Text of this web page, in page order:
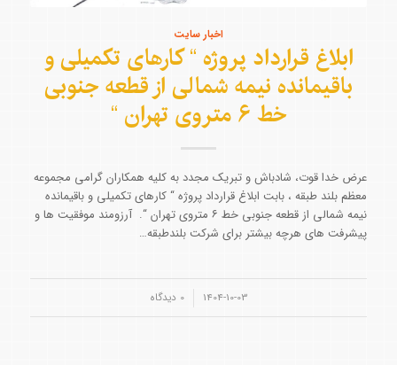
اخبار سایت
ابلاغ قرارداد پروژه “ کارهای تکمیلی و
باقیمانده نیمه شمالی از قطعه جنوبی
خط ۶ متروی تهران “
عرض خدا قوت، شادباش و تبریک مجدد به کلیه همکاران گرامی مجموعه
معظم بلند طبقه ، بابت ابلاغ قرارداد پروژه “ کارهای تکمیلی و باقیمانده
نیمه شمالی از قطعه جنوبی خط ۶ متروی تهران “. آرزومند موفقیت ها و
پیشرفت های هرچه بیشتر برای شرکت بلندطبقه…
1404-10-03 0 دیدگاه‌